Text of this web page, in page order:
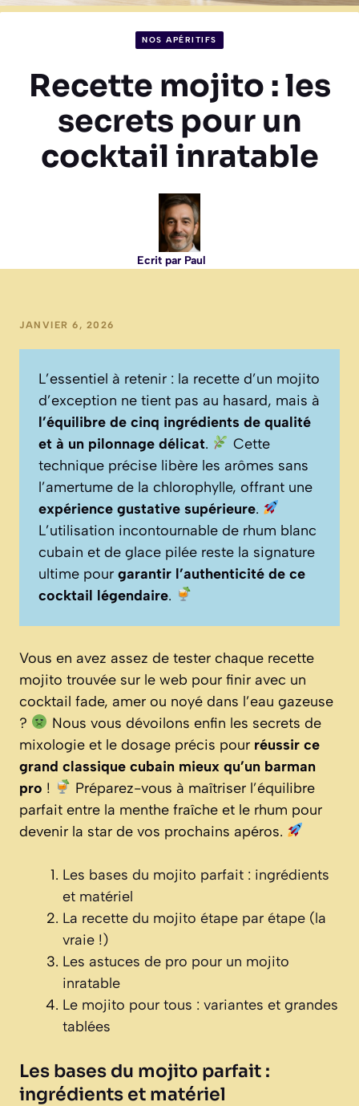
NOS APÉRITIFS
Recette mojito : les
secrets pour un
cocktail inratable
Ecrit par Paul
JANVIER 6, 2026
L’essentiel à retenir : la recette d’un mojito
d’exception ne tient pas au hasard, mais à
l’équilibre de cinq ingrédients de qualité
et à un pilonnage délicat.
Cette
technique précise libère les arômes sans
l’amertume de la chlorophylle, offrant une
expérience gustative supérieure.
L’utilisation incontournable de rhum blanc
cubain et de glace pilée reste la signature
ultime pour garantir l’authenticité de ce
cocktail légendaire.
Vous en avez assez de tester chaque recette
mojito trouvée sur le web pour finir avec un
cocktail fade, amer ou noyé dans l’eau gazeuse
?
Nous vous dévoilons enfin les secrets de
mixologie et le dosage précis pour réussir ce
grand classique cubain mieux qu’un barman
pro !
Préparez-vous à maîtriser l’équilibre
parfait entre la menthe fraîche et le rhum pour
devenir la star de vos prochains apéros.
Les bases du mojito parfait : ingrédients
et matériel
La recette du mojito étape par étape (la
vraie !)
Les astuces de pro pour un mojito
inratable
Le mojito pour tous : variantes et grandes
tablées
Les bases du mojito parfait :
ingrédients et matériel